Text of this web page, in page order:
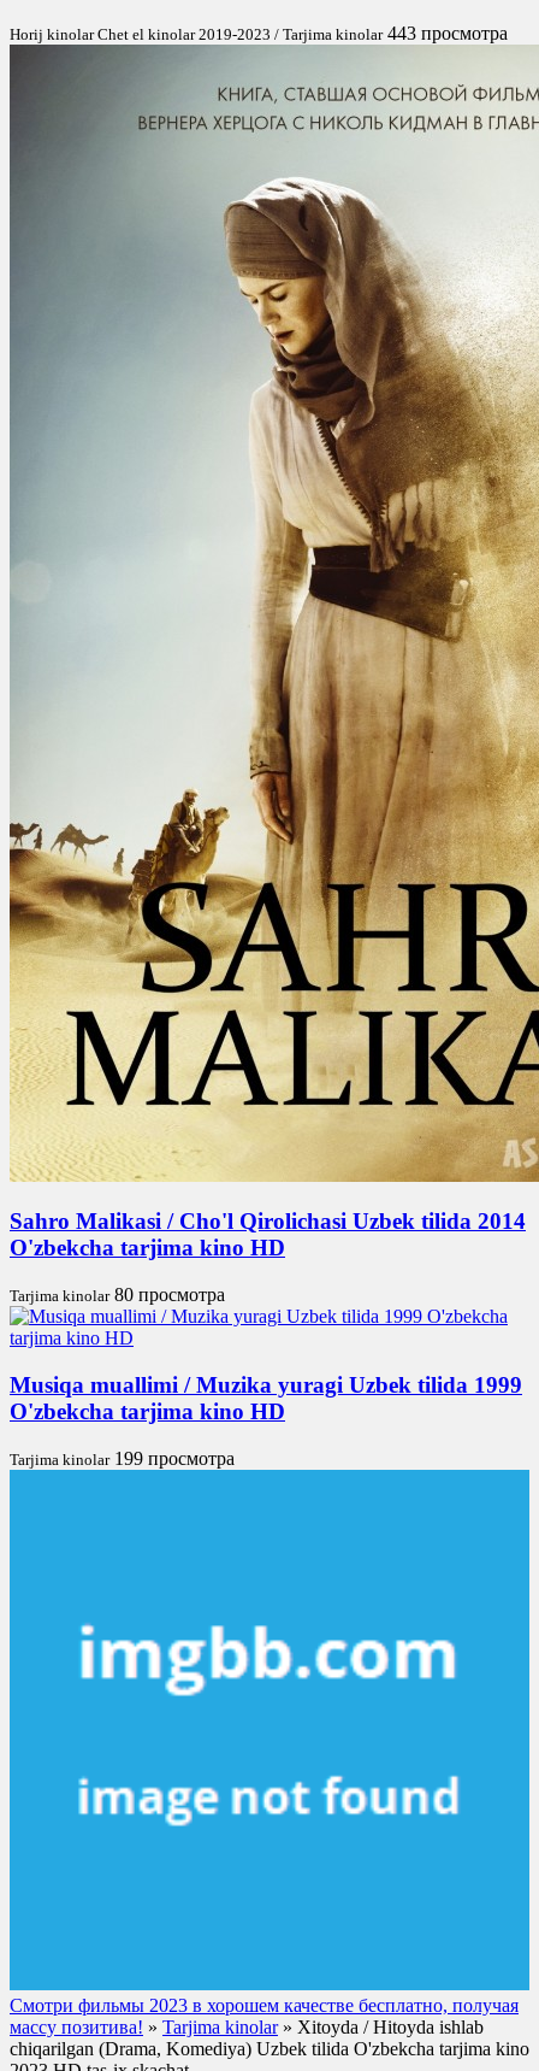
Horij kinolar Chet el kinolar 2019-2023 / Tarjima kinolar 443 просмотра
Sahro Malikasi / Cho'l Qirolichasi Uzbek tilida 2014
O'zbekcha tarjima kino HD
Tarjima kinolar 80 просмотра
Musiqa muallimi / Muzika yuragi Uzbek tilida 1999
O'zbekcha tarjima kino HD
Tarjima kinolar 199 просмотра
Смотри фильмы 2023 в хорошем качестве бесплатно, получая
массу позитива! » Tarjima kinolar» Xitoyda / Hitoyda ishlab
chiqarilgan (Drama, Komediya) Uzbek tilida O'zbekcha tarjima kino